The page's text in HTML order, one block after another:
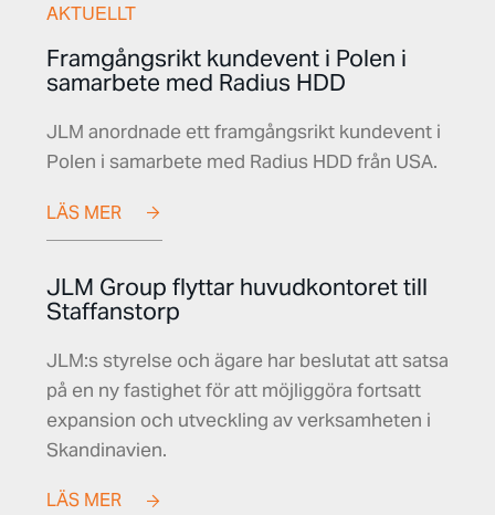
AKTUELLT
Framgångsrikt kundevent i Polen i
samarbete med Radius HDD
JLM anordnade ett framgångsrikt kundevent i
Polen i samarbete med Radius HDD från USA.
LÄS MER
JLM Group flyttar huvudkontoret till
Staffanstorp
JLM:s styrelse och ägare har beslutat att satsa
på en ny fastighet för att möjliggöra fortsatt
expansion och utveckling av verksamheten i
Skandinavien.
LÄS MER